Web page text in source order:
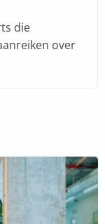
die
over